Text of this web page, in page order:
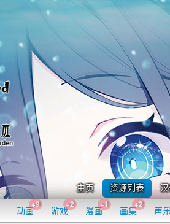
主页 资源列表
动画
+9
游戏
+2
漫画
+1
画集
+2
声